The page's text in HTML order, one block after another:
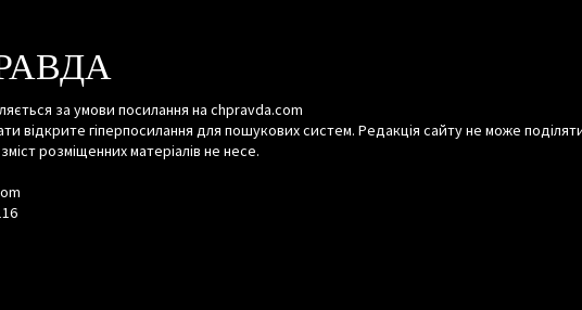
за умови посилання на chpravda.com
відкрите гіперпосилання для пошукових систем. Редакція сайту не може
розміщенних матеріалів не несе.